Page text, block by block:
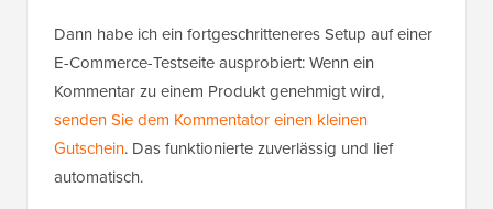
Dann habe ich ein fortgeschritteneres Setup auf einer
E-Commerce-Testseite ausprobiert: Wenn ein
Kommentar zu einem Produkt genehmigt wird,
senden Sie dem Kommentator einen kleinen
Gutschein. Das funktionierte zuverlässig und lief
automatisch.